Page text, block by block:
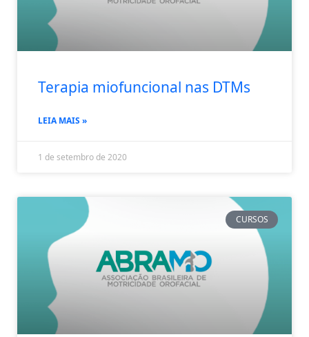
Terapia miofuncional nas DTMs
LEIA MAIS »
1 de setembro de 2020
CURSOS